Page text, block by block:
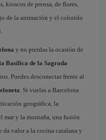
kioscos de prensa, de flores,
de la animación y el colorido
y no pierdas la ocasión de
Basílica de la Sagrada
Puedes desconectar frente al
. Si vuelas a Barcelona
geográfica, la
mar y la montaña, una fusión
da valor a la cocina catalana y